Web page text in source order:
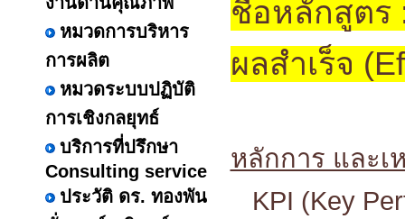
หมวดการบริหาร
การผลิต
หมวดระบบปฏิบัติ
การเชิงกลยุทธ์
บริการที่ปรึกษา
Consulting service
ประวัติ ดร. ทองพัน
ชื่อหลักสูตร
ผลสำเร็จ
หลักการ และเ
KPI (Key